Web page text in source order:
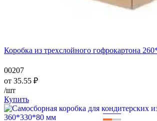
Коробка из трехслойного гофрокартона
00207
от 35.55 ₽
/шт
Купить
——